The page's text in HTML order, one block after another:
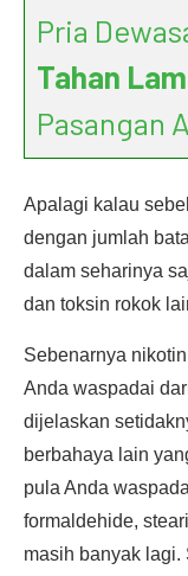
Pria
Tahan
Pasangan
Apalagi kalau
dengan jumlah
dalam seharinya
dan toksin rokok
Sebenarnya
Anda waspadai
dijelaskan
berbahaya lain
pula Anda
formaldehide,
masih banyak lagi.